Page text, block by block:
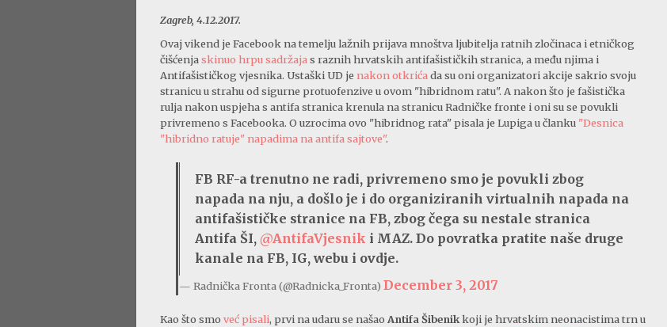
Zagreb, 4.12.2017.
Ovaj vikend je Facebook na temelju lažnih prijava mnoštva ljubitelja ratnih zločinaca i etničkog
čišćenja skinuo hrpu sadržaja s raznih hrvatskih antifašističkih stranica, a među njima i
Antifašističkog vjesnika. Ustaški UD je nakon otkrića da su oni organizatori akcije sakrio svoju
stranicu u strahu od sigurne protuofenzive u ovom "hibridnom ratu". A nakon što je fašistička
rulja nakon uspjeha s antifa stranica krenula na stranicu Radničke fronte i oni su se povukli
privremeno s Facebooka. O uzrocima ovo "hibridnog rata" pisala je Lupiga u članku "Desnica
"hibridno ratuje" napadima na antifa sajtove".
FB RF-a trenutno ne radi, privremeno smo je povukli zbog
napada na nju, a došlo je i do organiziranih virtualnih napada na
antifašističke stranice na FB, zbog čega su nestale stranica
Antifa ŠI, @AntifaVjesnik i MAZ. Do povratka pratite naše druge
kanale na FB, IG, webu i ovdje.
— Radnička Fronta (@Radnicka_Fronta) December 3, 2017
Kao što smo već pisali, prvi na udaru se našao Antifa Šibenikkoji je hrvatskim neonacistima trn u